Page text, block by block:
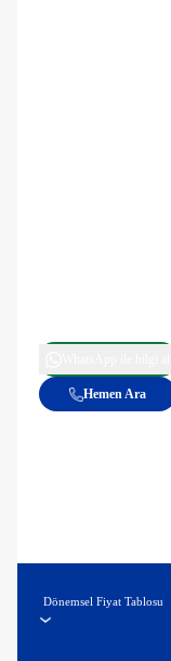
Hemen Ara
Dönemsel Fiyat Tablosu